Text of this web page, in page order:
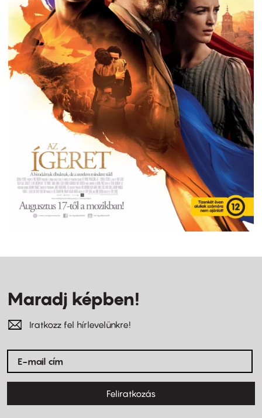
Maradj képben!
Iratkozz fel hírlevelünkre!
Feliratkozás